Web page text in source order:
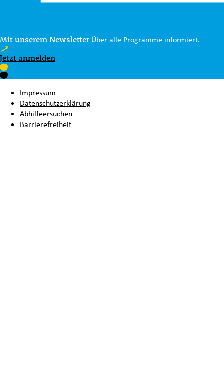
Mit unserem Newsletter Über alle Programme informiert.
Jetzt anmelden
Impressum
Datenschutzerklärung
Abhilfeersuchen
Barrierefreiheit